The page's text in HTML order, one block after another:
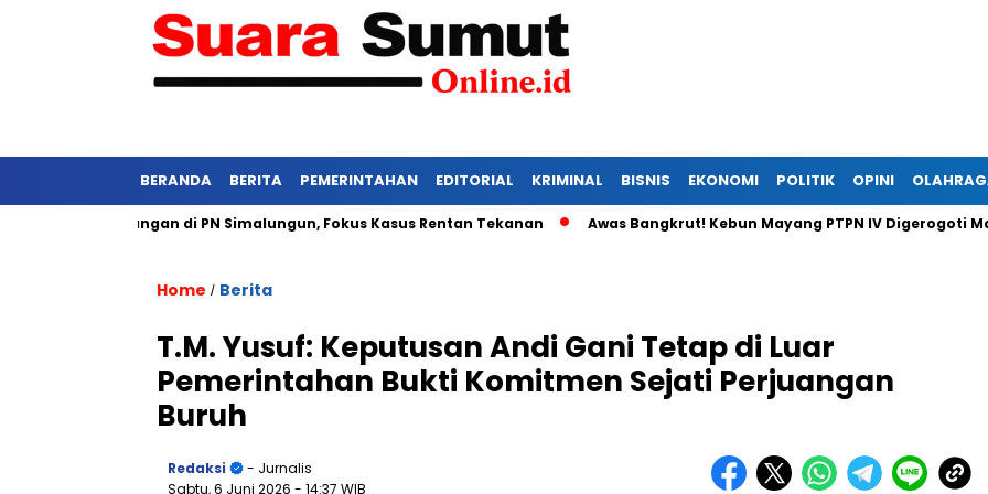
BERANDA BERITA PEMERINTAHAN EDITORIAL KRIMINAL BISNIS EKONOMI POLITIK OPINI
Persidangan di PN Simalungun, Fokus Kasus Rentan Tekanan Awas Bangkrut! Kebun Mayang PTPN IV Digerogoti Maling,
Home / Berita
T.M. Yusuf: Keputusan Andi Gani Tetap di Luar
Pemerintahan Bukti Komitmen Sejati Perjuangan
Buruh
Redaksi
- Jurnalis
Sabtu, 6 Juni 2026 - 14:37 WIB